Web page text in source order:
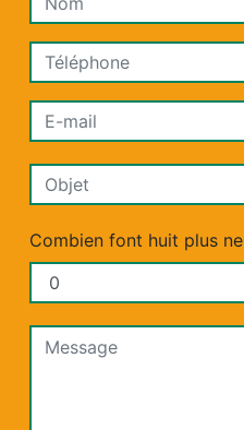
Combien font huit plus